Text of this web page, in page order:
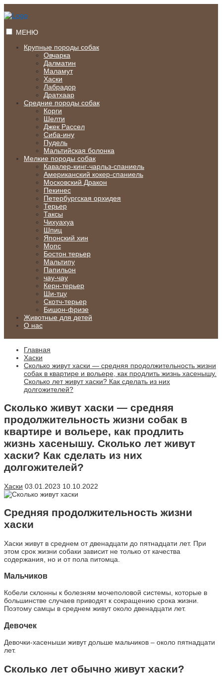
к
МЕНЮ
Крупные породы собак
Овчарка
Далматин
Маламут
Хаски
Лабрадор
Дратхаар
Средние породы собак
Корги
Шелти
Джек Рассел
Сиба-ину
Пудель
Мальтийская болонка
Мелкие породы собак
Кавалер-кинг-чарльз-спаниель
Американский кокер-спаниель
Московский Дракон
Пекинес
Петербургская орхидея
Терьер
Таксы
Чихуахуа
Шпиц
Японский хин
Мопс
Бостон терьер
Мальтипу
Папильон
чау-чау
Керн-терьер
Ши-тцу
Скотч-терьер
Бишон-фризе
Животные для детей
О нас
Главная
Хаски
Сколько живут хаски — средняя продолжительность жизни
собак в квартире и вольере, как продлить жизнь хасенышу.
Сколько лет живут хаски? Как сделать из них
долгожителей?
Сколько живут хаски — средняя
продолжительность жизни собак в
квартире и вольере, как продлить
жизнь хасенышу. Сколько лет живут
хаски? Как сделать из них
долгожителей?
Хаски 03.01.2023 10.10.2022
Средняя продолжительность жизни
хаски
Хаски живут в среднем от двенадцати до пятнадцати лет. При
этом срок жизни собаки зависит не только от качества
содержания, но и от пола питомца.
Мальчиков
Кобели склонны к болезням мочеполовой системы, которые в
большинстве случаев приводят к сокращению срока жизни.
Поэтому самцы в среднем живут около двенадцати лет.
Девочек
Девочки-хасеныши живут дольше мальчиков – около пятнадцати
лет.
Сколько лет обычно живут хаски?